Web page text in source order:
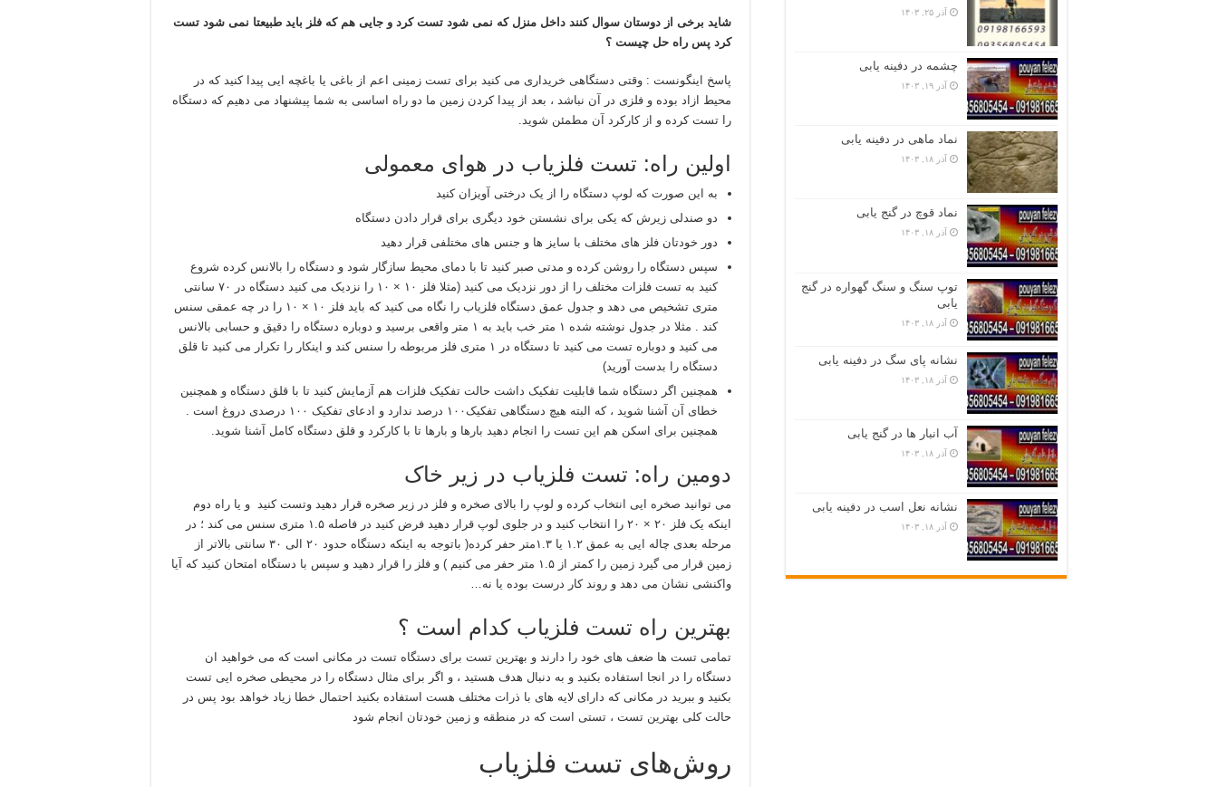
شاید برخی از دوستان سوال کنند داخل منزل که نمی شود تست کرد و جایی هم که فلز باید طبیعتا نمی شود تست
کرد پس راه حل چیست ؟
پاسخ اینگونست : وقتی دستگاهی خریداری می کنید برای تست زمینی اعم از باغی یا باغچه ایی پیدا کنید که در
محیط ازاد بوده و فلزی در آن نباشد ، بعد از پیدا کردن زمین ما دو راه اساسی به شما پیشنهاد می دهیم که دستگاه
را تست کرده و از کارکرد آن مطمئن شوید.
اولین راه: تست فلزیاب در هوای معمولی
به این صورت که لوپ دستگاه را از یک درختی آویزان کنید
دو صندلی زیرش که یکی برای نشستن خود دیگری برای قرار دادن دستگاه
دور خودتان فلز های مختلف با سایز ها و جنس های مختلفی قرار دهید
سپس دستگاه را روشن کرده و مدتی صبر کنید تا با دمای محیط سازگار شود و دستگاه را بالانس کرده شروع
کنید به تست فلزات مختلف را از دور نزدیک می کنید (مثلا فلز ۱۰ × ۱۰ را نزدیک می کنید دستگاه در ۷۰ سانتی
متری تشخیص می دهد و جدول عمق دستگاه فلزیاب را نگاه می کنید که باید فلز ۱۰ × ۱۰ را در چه عمقی سنس
کند . مثلا در جدول نوشته شده ۱ متر خب باید به ۱ متر واقعی برسید و دوباره دستگاه را دقیق و حسابی بالانس
می کنید و دوباره تست می کنید تا دستگاه در ۱ متری فلز مربوطه را سنس کند و اینکار را تکرار می کنید تا قلق
دستگاه را بدست آورید)
همچنین اگر دستگاه شما قابلیت تفکیک داشت حالت تفکیک فلزات هم آزمایش کنید تا با قلق دستگاه و همچنین
خطای آن آشنا شوید ، که البته هیچ دستگاهی تفکیک۱۰۰ درصد ندارد و ادعای تفکیک ۱۰۰ درصدی دروغ است .
همچنین برای اسکن هم این تست را انجام دهید بارها و بارها تا با کارکرد و قلق دستگاه کامل آشنا شوید.
دومین راه: تست فلزیاب در زیر خاک
می توانید صخره ایی انتخاب کرده و لوپ را بالای صخره و فلز در زیر صخره قرار دهید وتست کنید و یا راه دوم
اینکه یک فلز ۲۰ × ۲۰ را انتخاب کنید و در جلوی لوپ قرار دهید فرض کنید در فاصله ۱.۵ متری سنس می کند ؛ در
مرحله بعدی چاله ایی به عمق ۱.۲ یا ۱.۳متر حفر کرده( باتوجه به اینکه دستگاه حدود ۲۰ الی ۳۰ سانتی بالاتر از
زمین قرار می گیرد زمین را کمتر از ۱.۵ متر حفر می کنیم ) و فلز را قرار دهید و سپس با دستگاه امتحان کنید که آیا
واکنشی نشان می دهد و روند کار درست بوده یا نه…
بهترین راه تست فلزیاب کدام است ؟
تمامی تست ها ضعف های خود را دارند و بهترین تست برای دستگاه تست در مکانی است که می خواهید ان
دستگاه را در انجا استفاده بکنید و به دنبال هدف هستید ، و اگر برای مثال دستگاه را در محیطی صخره ایی تست
بکنید و ببرید در مکانی که دارای لایه های با ذرات مختلف هست استفاده بکنید احتمال خطا زیاد خواهد بود پس در
حالت کلی بهترین تست ، تستی است که در منطقه و زمین خودتان انجام شود
روش‌های تست فلزیاب
آذر ۲۵, ۱۴۰۳
چشمه در دفینه یابی
آذر ۱۹, ۱۴۰۳
نماد ماهی در دفینه یابی
آذر ۱۸, ۱۴۰۳
نماد قوچ در گنج یابی
آذر ۱۸, ۱۴۰۳
توپ سنگ و سنگ گهواره در گنج
یابی
آذر ۱۸, ۱۴۰۳
نشانه پای سگ در دفینه یابی
آذر ۱۸, ۱۴۰۳
آب انبار ها در گنج یابی
آذر ۱۸, ۱۴۰۳
نشانه نعل اسب در دفینه یابی
آذر ۱۸, ۱۴۰۳